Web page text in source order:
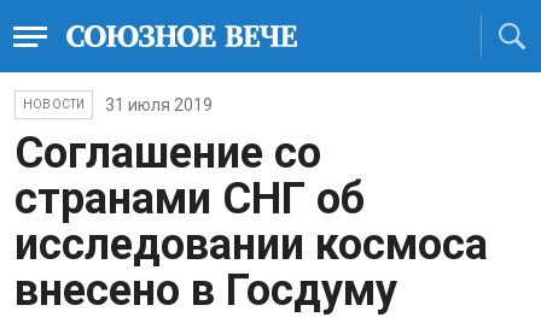
НОВОСТИ 31 июля 2019
Соглашение со
странами СНГ об
исследовании космоса
внесено в Госдуму